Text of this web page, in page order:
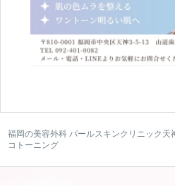
WEBカウン
福岡の美容外科 パールスキンクリニック天
コトーニング